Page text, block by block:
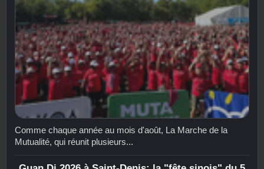
Comme chaque année au mois d'août, La Marche de la
Mutualité, qui réunit plusieurs...